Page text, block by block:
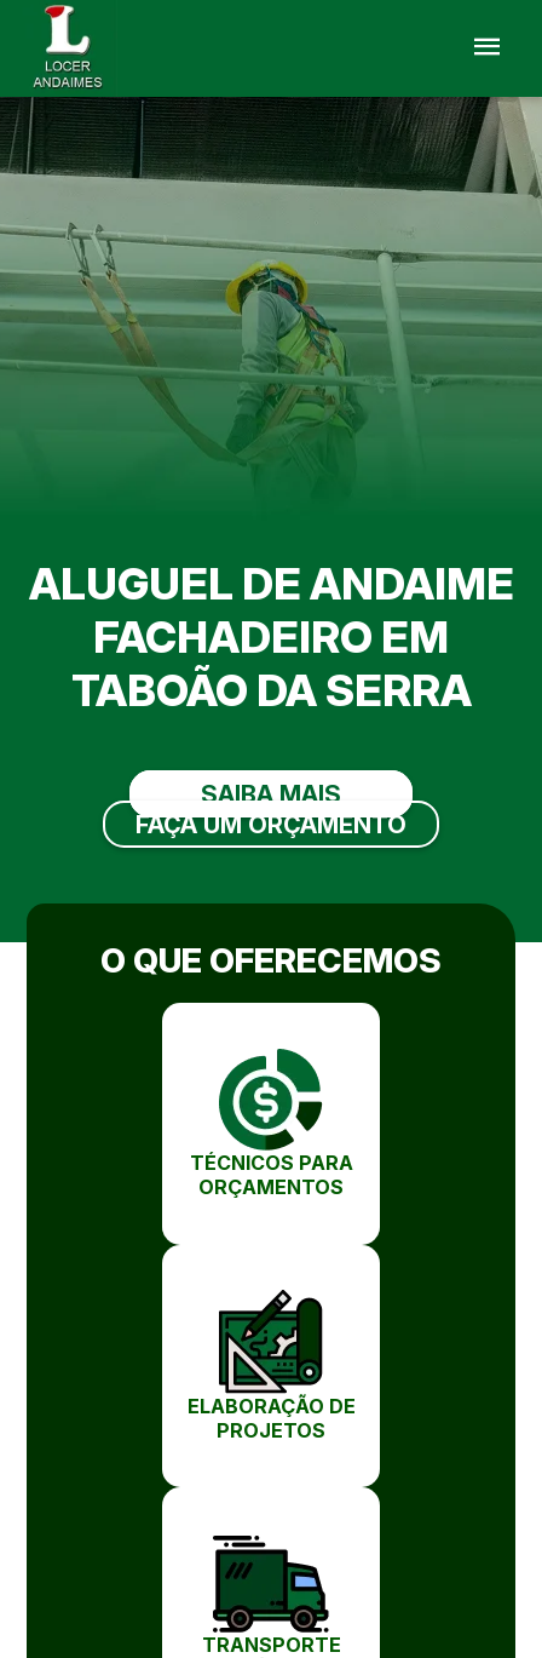
ALUGUEL DE ANDAIME
FACHADEIRO EM
TABOÃO DA SERRA
SAIBA MAIS
FAÇA UM ORÇAMENTO
O QUE OFERECEMOS
TÉCNICOS PARA
ORÇAMENTOS
ELABORAÇÃO DE
PROJETOS
TRANSPORTE